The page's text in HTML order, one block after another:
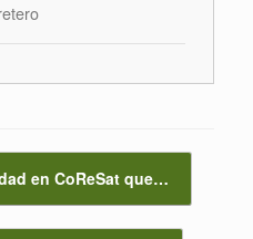
en CoReSat que…